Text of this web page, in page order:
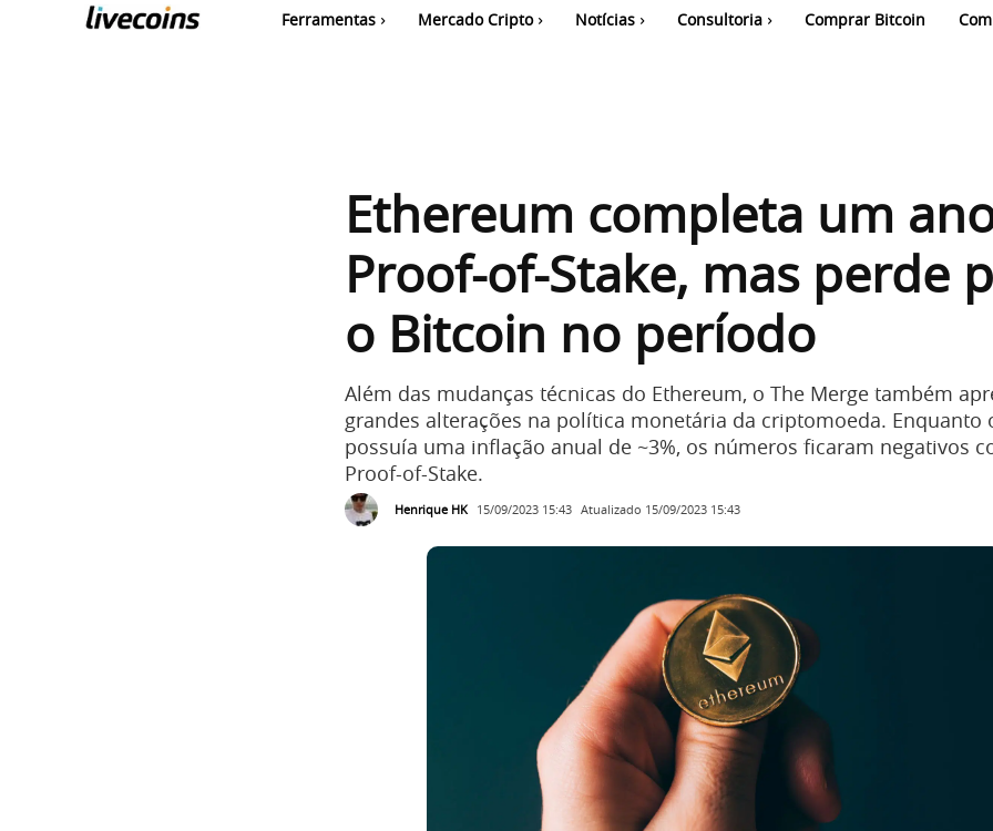
Ferramentas Mercado Cripto Notícias Consultoria Comprar Bitcoin
Ethereum completa um
Proof-of-Stake, mas perde
o Bitcoin no período
Além das mudanças técnicas do Ethereum, o The Merge também
grandes alterações na política monetária da criptomoeda. Enquanto
possuía uma inflação anual de ~3%, os números ficaram negativos
Proof-of-Stake.
Henrique HK 15/09/2023 15:43 Atualizado 15/09/2023 15:43